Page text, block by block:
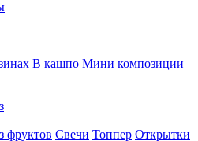
В кашпо Мини композиции
фруктов Свечи Топпер Открытки